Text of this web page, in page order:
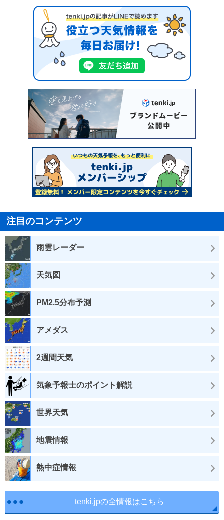
注目のコンテンツ
雨雲レーダー
天気図
PM2.5分布予測
アメダス
2週間天気
気象予報士のポイント解説
世界天気
地震情報
熱中症情報
tenki.jpの全情報はこちら